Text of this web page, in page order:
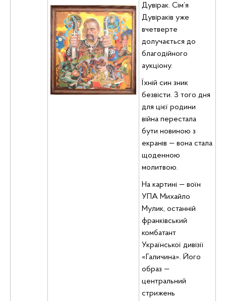
Дувірак. Сім’я
Дувіраків уже
вчетверте
долучається до
благодійного
аукціону.
Їхній син зник
безвісти. З того дня
для цієї родини
війна перестала
бути новиною з
екранів — вона стала
щоденною
молитвою.
На картині — воїн
УПА Михайло
Мулик, останній
франківський
комбатант
Української дивізії
«Галичина». Його
образ —
центральний
стрижень